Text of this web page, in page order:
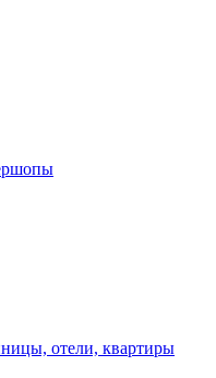
отели, квартиры